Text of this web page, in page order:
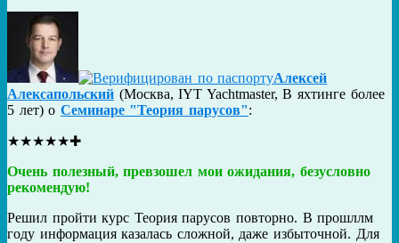
Алексей
Алексапольский (Москва,IYT Yachtmaster,В яхтинге более
5 лет) о Семинаре "Теория парусов":
★★★★★✚
Очень полезный, превзошел мои ожидания, безусловно
рекомендую!
Решил пройти курс Теория парусов повторно. В прошллм
году информация казалась сложной, даже избыточной. Для